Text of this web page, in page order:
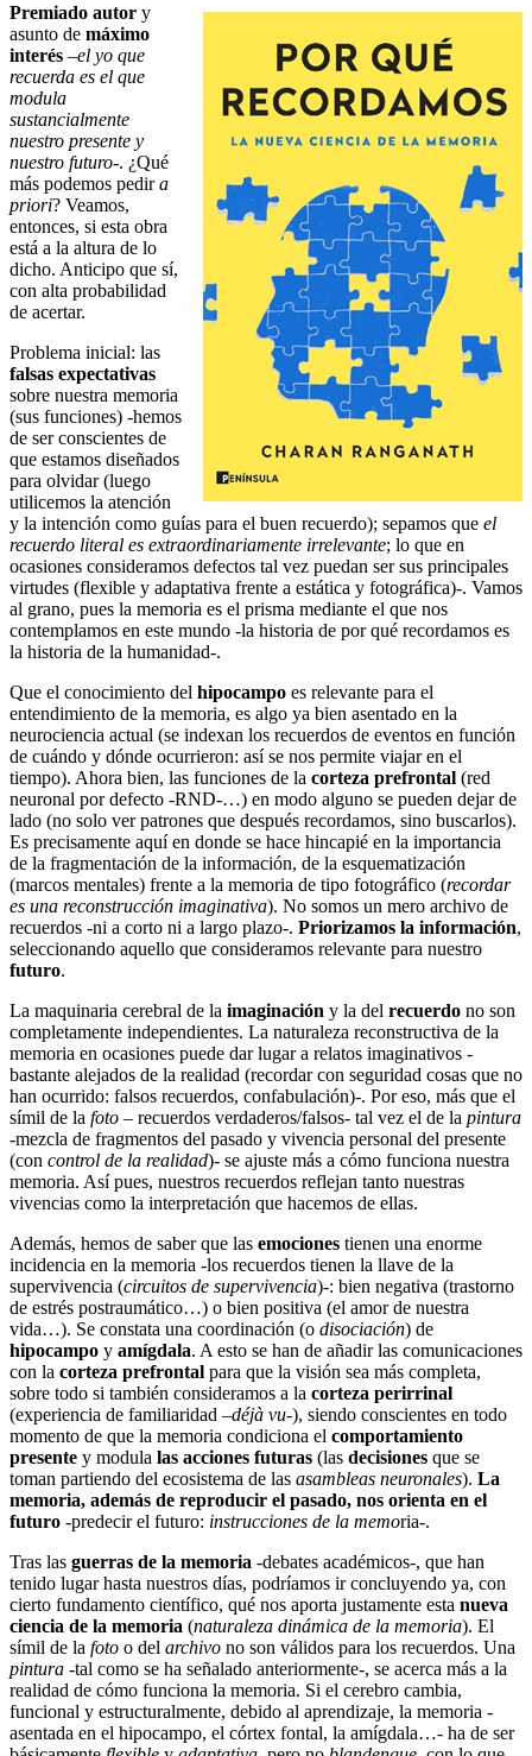
Premiado autor y
asunto de máximo
interés –el yo que
recuerda es el que
modula
sustancialmente
nuestro presente y
nuestro futuro-. ¿Qué
más podemos pedira
priori? Veamos,
entonces, si esta obra
está a la altura de lo
dicho. Anticipo que sí,
con alta probabilidad
de acertar.
Problema inicial: las
falsas expectativas
sobre nuestra memoria
(sus funciones) -hemos
de ser conscientes de
que estamos diseñados
para olvidar (luego
utilicemos la atención
y la intención como guías para el buen recuerdo); sepamos que el
recuerdo literal es extraordinariamente irrelevante; lo que en
ocasiones consideramos defectos tal vez puedan ser sus principales
virtudes (flexible y adaptativa frente a estática y fotográfica)-. Vamos
al grano, pues la memoria es el prisma mediante el que nos
contemplamos en este mundo -la historia de por qué recordamos es
la historia de la humanidad-.
Que el conocimiento del hipocampo es relevante para el
entendimiento de la memoria, es algo ya bien asentado en la
neurociencia actual (se indexan los recuerdos de eventos en función
de cuándo y dónde ocurrieron: así se nos permite viajar en el
tiempo). Ahora bien, las funciones de la corteza prefrontal (red
neuronal por defecto -RND-…) en modo alguno se pueden dejar de
lado (no solo ver patrones que después recordamos, sino buscarlos).
Es precisamente aquí en donde se hace hincapié en la importancia
de la fragmentación de la información, de la esquematización
(marcos mentales) frente a la memoria de tipo fotográfico (recordar
es una reconstrucción imaginativa). No somos un mero archivo de
recuerdos -ni a corto ni a largo plazo-. Priorizamos la información,
seleccionando aquello que consideramos relevante para nuestro
futuro.
La maquinaria cerebral de la imaginación y la del recuerdo no son
completamente independientes. La naturaleza reconstructiva de la
memoria en ocasiones puede dar lugar a relatos imaginativos -
bastante alejados de la realidad (recordar con seguridad cosas que no
han ocurrido: falsos recuerdos, confabulación)-. Por eso, más que el
símil de la foto – recuerdos verdaderos/falsos- tal vez el de la pintura
-mezcla de fragmentos del pasado y vivencia personal del presente
(con control de la realidad)- se ajuste más a cómo funciona nuestra
memoria. Así pues, nuestros recuerdos reflejan tanto nuestras
vivencias como la interpretación que hacemos de ellas.
Además, hemos de saber que las emociones tienen una enorme
incidencia en la memoria -los recuerdos tienen la llave de la
supervivencia (circuitos de supervivencia)-: bien negativa (trastorno
de estrés postraumático…) o bien positiva (el amor de nuestra
vida…). Se constata una coordinación (o disociación) de
hipocampo y amígdala. A esto se han de añadir las comunicaciones
con la corteza prefrontal para que la visión sea más completa,
sobre todo si también consideramos a la corteza perirrinal
(experiencia de familiaridad –déjà vu-), siendo conscientes en todo
momento de que la memoria condiciona el comportamiento
presente y modula las acciones futuras (las decisiones que se
toman partiendo del ecosistema de las asambleas neuronales). La
memoria, además de reproducir el pasado, nos orienta en el
futuro -predecir el futuro: instrucciones de la memoria-.
Tras las guerras de la memoria -debates académicos-, que han
tenido lugar hasta nuestros días, podríamos ir concluyendo ya, con
cierto fundamento científico, qué nos aporta justamente esta nueva
ciencia de la memoria (naturaleza dinámica de la memoria). El
símil de la foto o del archivo no son válidos para los recuerdos. Una
pintura -tal como se ha señalado anteriormente-, se acerca más a la
realidad de cómo funciona la memoria. Si el cerebro cambia,
funcional y estructuralmente, debido al aprendizaje, la memoria -
asentada en el hipocampo, el córtex fontal, la amígdala…- ha de ser